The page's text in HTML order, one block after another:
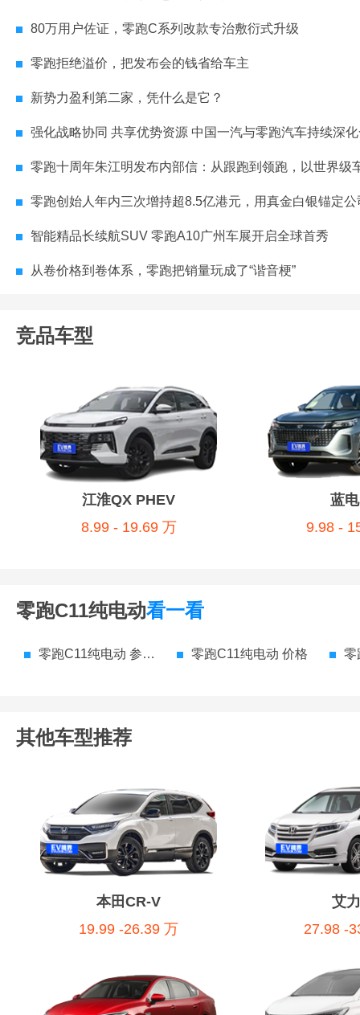
80万用户佐证，零跑C系列改款专治敷衍式升级
零跑拒绝溢价，把发布会的钱省给车主
新势力盈利第二家，凭什么是它？
强化战略协同 共享优势资源 中国一汽与零跑汽车持续深
零跑十周年朱江明发布内部信：从跟跑到领跑，以世界级车企要求
零跑创始人年内三次增持超8.5亿港元，用真金白银锚定公司长
智能精品长续航SUV 零跑A10广州车展开启全球首秀
从卷价格到卷体系，零跑把销量玩成了“谐音梗”
竞品车型
江淮QX PHEV
8.99 - 19.69 万
蓝
9.98 -
零跑C11纯电动看一看
零跑C11纯电动 参数配置 零跑C11纯电动 价格 零
其他车型推荐
本田CR-V
19.99 -26.39 万
艾
27.98 -